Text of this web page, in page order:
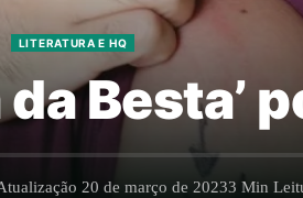
LITERATURA E HQ
Besta’
20 de março de 20233 Min